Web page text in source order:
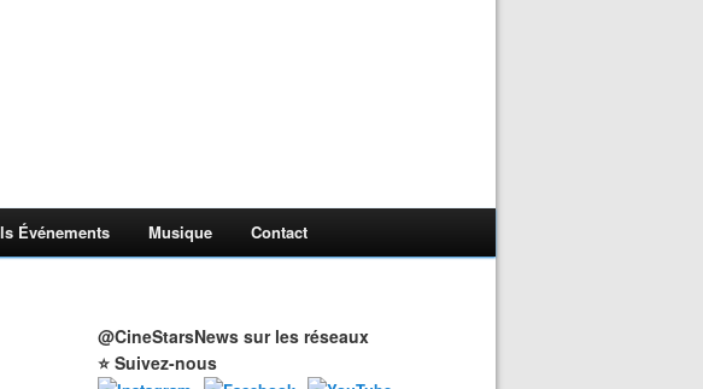
Événements Musique Contact
@CineStarsNews sur les réseaux
⭐ Suivez-nous